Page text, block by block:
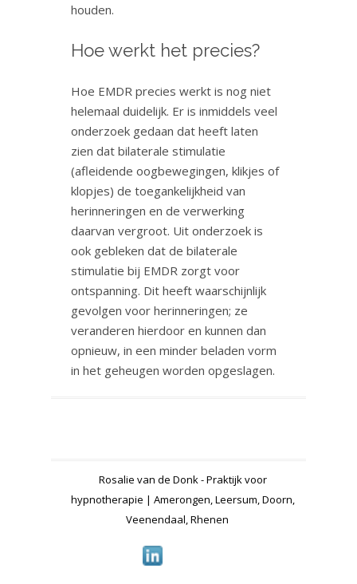
houden.
Hoe werkt het precies?
Hoe EMDR precies werkt is nog niet
helemaal duidelijk. Er is inmiddels veel
onderzoek gedaan dat heeft laten
zien dat bilaterale stimulatie
(afleidende oogbewegingen, klikjes of
klopjes) de toegankelijkheid van
herinneringen en de verwerking
daarvan vergroot. Uit onderzoek is
ook gebleken dat de bilaterale
stimulatie bij EMDR zorgt voor
ontspanning. Dit heeft waarschijnlijk
gevolgen voor herinneringen; ze
veranderen hierdoor en kunnen dan
opnieuw, in een minder beladen vorm
in het geheugen worden opgeslagen.
Rosalie van de Donk - Praktijk voor
hypnotherapie | Amerongen, Leersum, Doorn,
Veenendaal, Rhenen